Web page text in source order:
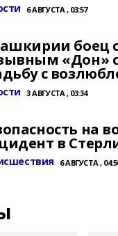
6 АВГУСТА , 03:57
боец
«Дон»
с
3 АВГУСТА , 03:34
на
в
6 АВГУСТА ,